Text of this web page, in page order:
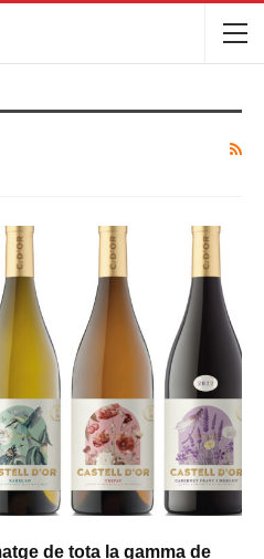
de tota la gamma de